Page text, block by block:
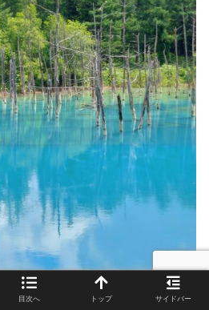
目次へ トップ サイドバー